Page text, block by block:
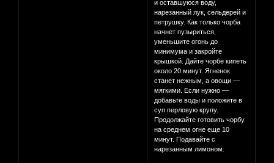
и оставшуюся воду,
нарезанный лук, сельдерей и
петрушку. Как только чорба
начнет пузыриться,
уменьшите огонь до
минимума и закройте
крышкой. Дайте чорбе кипеть
около 20 минут. Ягненок
станет нежным, а овощи —
мягкими. Если нужно —
добавьте воды и положите в
суп перловую крупу.
Продолжайте готовить чорбу
на среднем огне еще 10
минут. Подавайте с
нарезанным лимоном.